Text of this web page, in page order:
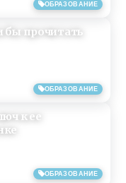
ОБРАЗОВАНИЕ
ОБРАЗОВАНИЕ
бы прочитать
ОБРАЗОВАНИЕ
к ее